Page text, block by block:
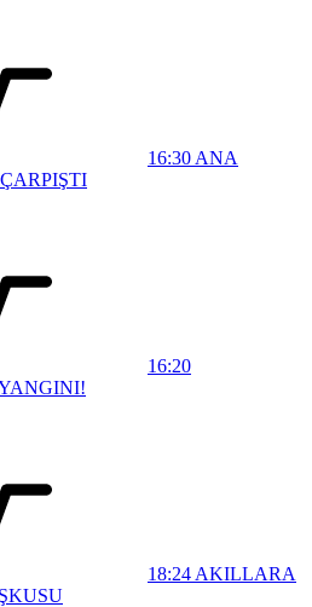
16:30 ANA
16:20
18:24 AKILLARA